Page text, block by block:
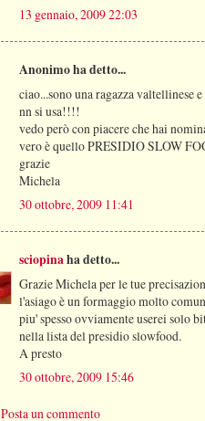
13 gennaio, 2009 22:03
Anonimo ha detto...
ciao...sono una ragazza valtellinese
nn si usa!!!!
vedo però con piacere che hai
vero è quello PRESIDIO SLOW
grazie
Michela
30 ottobre, 2009 11:41
sciopinaha detto...
Grazie Michela per le tue
l'asiago è un formaggio molto
piu' spesso ovviamente userei solo
nella lista del presidio slowfood.
A presto
30 ottobre, 2009 15:46
Posta un commento